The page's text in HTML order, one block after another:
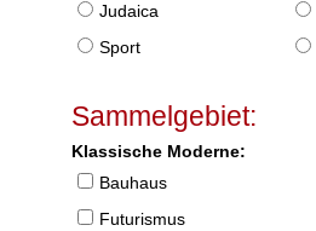
Judaica
Sport
Sammelgebiet:
Klassische Moderne:
Bauhaus
Futurismus